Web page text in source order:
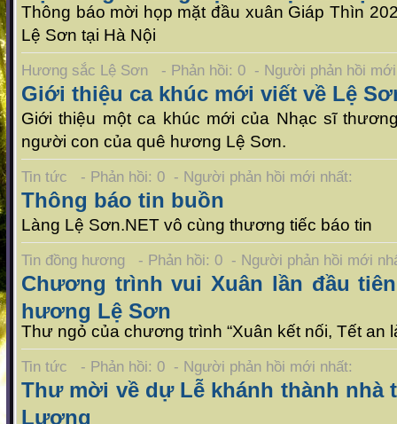
Thông báo mời họp mặt đầu xuân Giáp Thìn
Lệ Sơn tại Hà Nội
Hương sắc Lệ Sơn - Phản hồi: 0 - Người phản hồi
Giới thiệu ca khúc mới viết về Lệ
Giới thiệu một ca khúc mới của Nhạc sĩ
người con của quê hương Lệ Sơn.
Tin tức - Phản hồi: 0 - Người phản hồi mới nhất:
Thông báo tin buồn
Làng Lệ Sơn.NET vô cùng thương tiếc báo tin
Tin đồng hương - Phản hồi: 0 - Người phản hồi mới
Chương trình vui Xuân lần đầu
hương Lệ Sơn
Thư ngỏ của chương trình “Xuân kết nối, Tết an
Tin tức - Phản hồi: 0 - Người phản hồi mới nhất:
Thư mời về dự Lễ khánh thành nhà
Lương